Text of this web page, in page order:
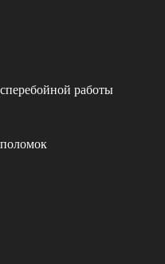
работы